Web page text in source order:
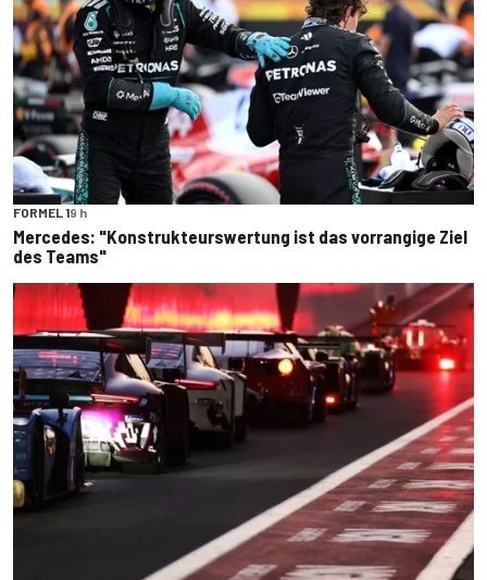
FORMEL 19 h
Mercedes: "Konstrukteurswertung ist das vorrangige Ziel
des Teams"